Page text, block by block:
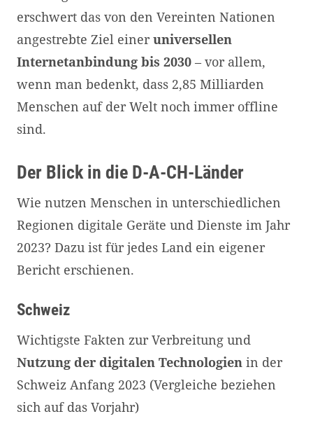
erschwert das von den Vereinten Nationen
angestrebte Ziel eineruniversellen
Internetanbindung bis 2030 – vor allem,
wenn man bedenkt, dass 2,85 Milliarden
Menschen auf der Welt noch immer offline
sind.
Der Blick in die D-A-CH-Länder
Wie nutzen Menschen in unterschiedlichen
Regionen digitale Geräte und Dienste im Jahr
2023? Dazu ist für jedes Land ein eigener
Bericht erschienen.
Schweiz
Wichtigste Fakten zur Verbreitung und
Nutzung der digitalen Technologien in der
Schweiz Anfang 2023 (Vergleiche beziehen
sich auf das Vorjahr)